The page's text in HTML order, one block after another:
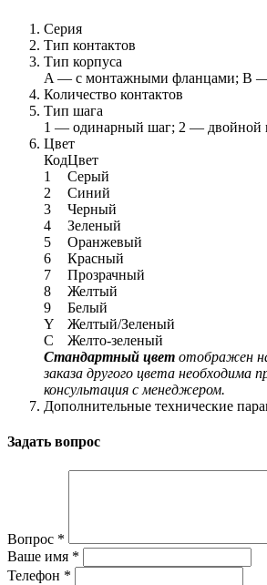
Серия
Тип контактов
Тип корпуса
A — с монтажными фланцами; B —
Количество контактов
Тип шага
1 — одинарный шаг; 2 — двойной
Цвет
КодЦвет
1
Серый
2
Синий
3
Черный
4
Зеленый
5
Оранжевый
6
Красный
7
Прозрачный
8
Желтый
9
Белый
Y
Желтый/Зеленый
C
Желто-зеленый
Стандартный цвет отображен
заказа другого цвета необходима
консультация с менеджером.
Дополнительные технические
Задать вопрос
Вопрос *
Ваше имя *
Телефон *